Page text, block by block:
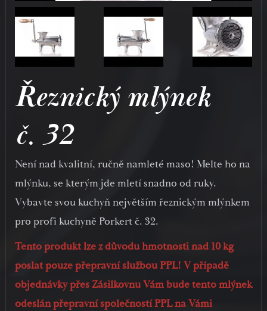
Řeznický mlýnek
č. 32
Není nad kvalitní, ručně namleté maso! Melte ho na
mlýnku, se kterým jde mletí snadno od ruky.
Vybavte svou kuchyň největším řeznickým mlýnkem
pro profi kuchyně Porkert č. 32.
Tento produkt lze z důvodu hmotnosti nad 10 kg
poslat pouze přepravní službou PPL! V případě
objednávky přes Zásilkovnu Vám bude tento mlýnek
odeslán přepravní společností PPL na Vámi